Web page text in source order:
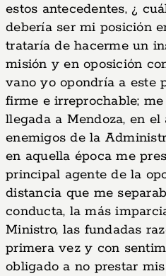
estos antecedentes, ¿
debería ser mi posición
trataría de hacerme un
misión y en oposición
vano yo opondría a este
firme e irreprochable;
llegada a Mendoza, en el
enemigos de la
en aquella época me
principal agente de la
distancia que me
conducta, la más
Ministro, las fundadas
primera vez y con
obligado a no prestar